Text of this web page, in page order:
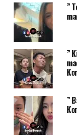
”
”
”